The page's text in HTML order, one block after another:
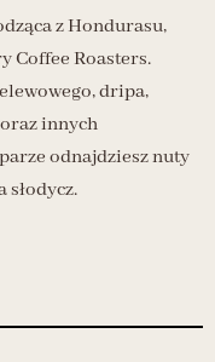
z Hondurasu,
Coffee Roasters.
dripa,
innych
odnajdziesz nuty
słodycz.